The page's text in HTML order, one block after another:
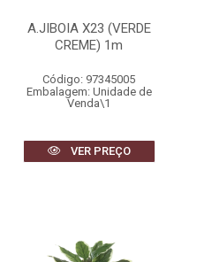
A.JIBOIA X23 (VERDE
CREME) 1m
Código: 97345005
Embalagem: Unidade de
Venda\1
VER PREÇO